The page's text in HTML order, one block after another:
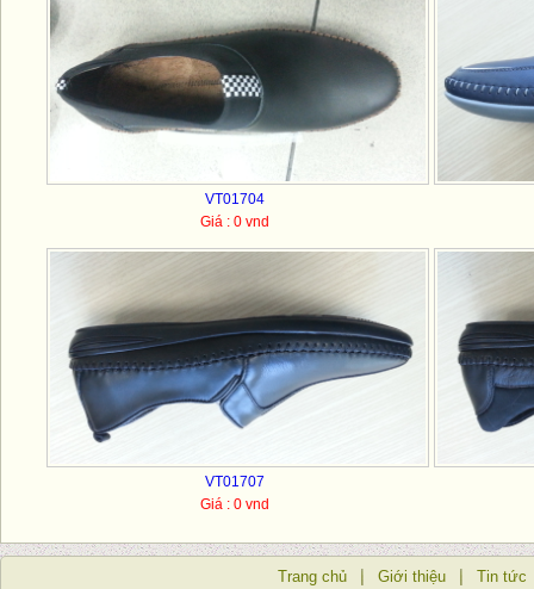
VT01704
Giá : 0 vnd
VT01707
Giá : 0 vnd
Trang chủ Giới thiệu Tin tức